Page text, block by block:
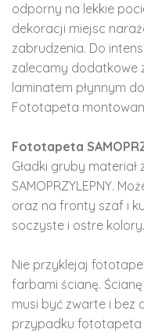
odporny na lekkie
dekoracji miejsc
zabrudzenia. Do
zalecamy dodatkowe
laminatem płynnym
Fototapeta
Fototapeta
Gładki gruby materiał
SAMOPRZYLEPNY.
oraz na fronty szaf i
soczyste i ostre kolory.
Nie przyklejaj
farbami ścianę.
musi być zwarte i bez
przypadku fototapeta